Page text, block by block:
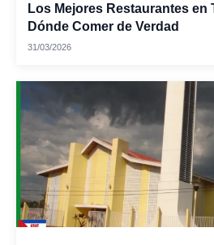
Los Mejores Restaurantes en
Dónde Comer de Verdad
31/03/2026